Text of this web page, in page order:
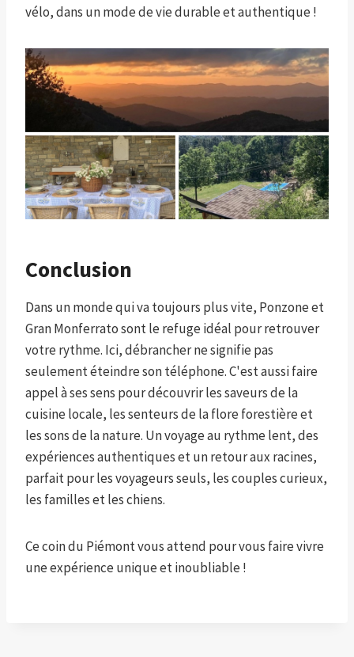
vélo, dans un mode de vie durable et authentique !
Conclusion
Dans un monde qui va toujours plus vite, Ponzone et
Gran Monferrato sont le refuge idéal pour retrouver
votre rythme. Ici, débrancher ne signifie pas
seulement éteindre son téléphone. C'est aussi faire
appel à ses sens pour découvrir les saveurs de la
cuisine locale, les senteurs de la flore forestière et
les sons de la nature. Un voyage au rythme lent, des
expériences authentiques et un retour aux racines,
parfait pour les voyageurs seuls, les couples curieux,
les familles et les chiens.
Ce coin du Piémont vous attend pour vous faire vivre
une expérience unique et inoubliable !